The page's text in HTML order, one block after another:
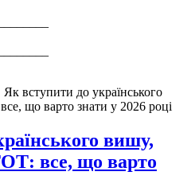
Як вступити до українського
що варто знати у 2026 році
вишу,
все, що варто